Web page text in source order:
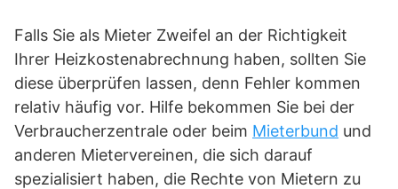
Falls Sie als Mieter Zweifel an der Richtigkeit
Ihrer Heizkostenabrechnung haben, sollten Sie
diese überprüfen lassen, denn Fehler kommen
relativ häufig vor. Hilfe bekommen Sie bei der
Verbraucherzentrale oder beim Mieterbund und
anderen Mietervereinen, die sich darauf
spezialisiert haben, die Rechte von Mietern zu